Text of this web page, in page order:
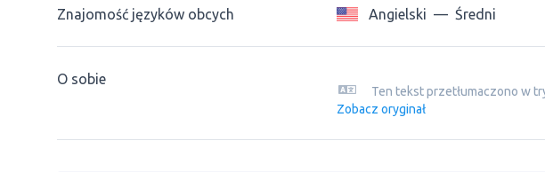
Znajomość języków obcych Angielski — Średni
O sobie
Ten tekst przetłumaczono w
Zobacz oryginał